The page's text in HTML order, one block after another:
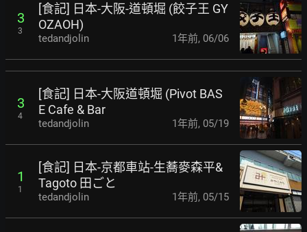
3
3
[食記] 日本-大阪-道頓堀 (餃子王 GY
OZAOH)
tedandjolin 1年前, 06/06
3
4
[食記] 日本-大阪道頓堀 (Pivot BAS
E Cafe & Bar
tedandjolin 1年前, 05/19
1
1
[食記] 日本-京都車站-生蕎麥森平&
Tagoto 田ごと
tedandjolin 1年前, 05/15